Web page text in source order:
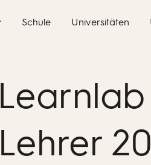
Schule Universitäten
Lehrer